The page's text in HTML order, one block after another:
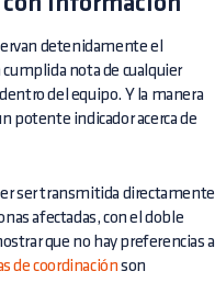
detenidamente el
nota de cualquier
del equipo. Y la manera
potente indicador acerca de
ser transmitida directamente
afectadas, con el doble
que no hay preferencias a
de coordinaciónson